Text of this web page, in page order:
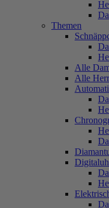
Themen
Alle
Alle